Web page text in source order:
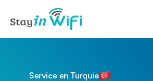
Service en Turquie